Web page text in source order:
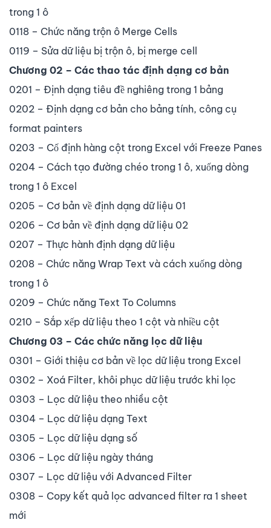
trong 1 ô
0118 – Chức năng trộn ô Merge Cells
0119 – Sửa dữ liệu bị trộn ô, bị merge cell
Chương 02 – Các thao tác định dạng cơ bản
0201 – Định dạng tiêu đề nghiêng trong 1 bảng
0202 – Định dạng cơ bản cho bảng tính, công cụ
format painters
0203 – Cố định hàng cột trong Excel với Freeze Panes
0204 – Cách tạo đường chéo trong 1 ô, xuống dòng
trong 1 ô Excel
0205 – Cơ bản về định dạng dữ liệu 01
0206 – Cơ bản về định dạng dữ liệu 02
0207 – Thực hành định dạng dữ liệu
0208 – Chức năng Wrap Text và cách xuống dòng
trong 1 ô
0209 – Chức năng Text To Columns
0210 – Sắp xếp dữ liệu theo 1 cột và nhiều cột
Chương 03 – Các chức năng lọc dữ liệu
0301 – Giới thiệu cơ bản về lọc dữ liệu trong Excel
0302 – Xoá Filter, khôi phục dữ liệu trước khi lọc
0303 – Lọc dữ liệu theo nhiều cột
0304 – Lọc dữ liệu dạng Text
0305 – Lọc dữ liệu dạng số
0306 – Lọc dữ liệu ngày tháng
0307 – Lọc dữ liệu với Advanced Filter
0308 – Copy kết quả lọc advanced filter ra 1 sheet
mới